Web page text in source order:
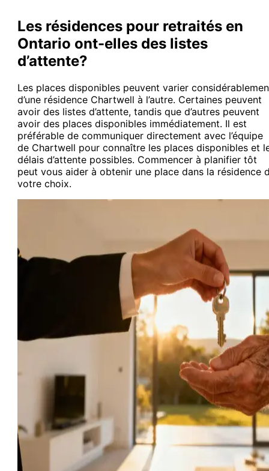
Les résidences pour retraités en
Ontario ont-elles des listes
d’attente?
Les places disponibles peuvent varier
d’une résidence Chartwell à l’autre. Certaines peuvent
avoir des listes d’attente, tandis que d’autres peuvent
avoir des places disponibles immédiatement. Il est
préférable de communiquer directement avec l’équipe
de Chartwell pour connaître les places disponibles et
délais d’attente possibles. Commencer à planifier tôt
peut vous aider à obtenir une place dans la résidence
votre choix.